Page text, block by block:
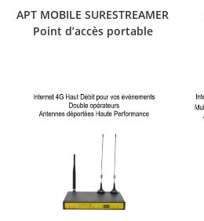
APT ­MOBILE SURESTREAMER
Point d’accès portable